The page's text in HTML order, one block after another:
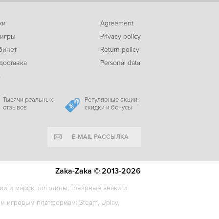
-88%
Blackguards
42c
Jagged Alliance 2 Gold
115
-40%
Agreement
Privacy policy
Return policy
Personal data
Тысячи реальных
отзывов
Регулярные акции,
скидки и бонусы
E-MAIL РАССЫЛКА
и марок, логотипы, товарные знаки и
игровым платформам: Steam, Uplay,
Zaka-Zaka © 2013-2026